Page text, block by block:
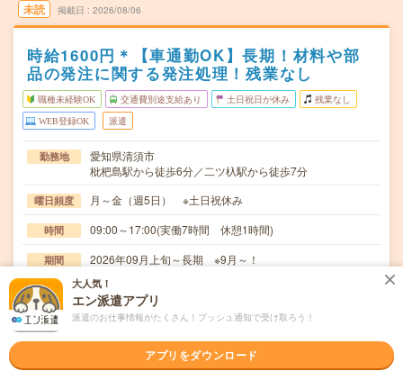
未読 掲載日 2026/08/06
時給1600円＊【車通勤OK】長期！材料や部
品の発注に関する発注処理！残業なし
職種未経験OK 交通費別途支給あり 土日祝日が休み 残業なし
WEB登録OK 派遣
勤務地
愛知県清須市
枇杷島駅から徒歩6分／二ツ杁駅から徒歩7分
曜日頻度 月～金（週5日） ※土日祝休み
時間 09:00～17:00(実働7時間 休憩1時間)
期間 2026年09月上旬～長期 ※9月～！
時給 時給1600円 月収例 224,000円
交通費
・材料や部品の発注処理※システムへの入力メインです・
大人気！
エン派遣アプリ
派遣のお仕事情報がたくさん！プッシュ通知で受け取ろう！
アプリをダウンロード